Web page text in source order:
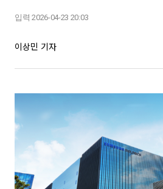
입력 2026-04-23 20:03
이상민 기자